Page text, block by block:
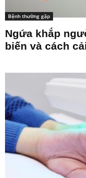
Bệnh thường gặp
Ngứa khắp
biến và cách